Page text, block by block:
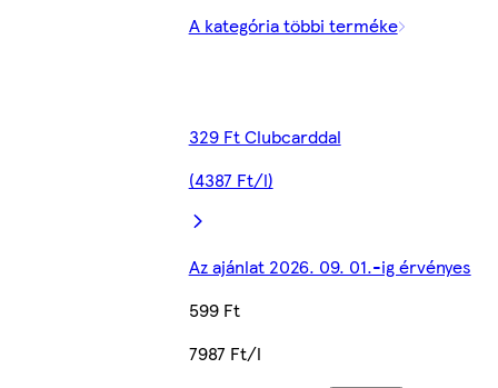
A kategória többi terméke
329 Ft Clubcarddal
(4387 Ft/l)
Az ajánlat 2026. 09. 01.-ig érvényes
599 Ft
7987 Ft/l